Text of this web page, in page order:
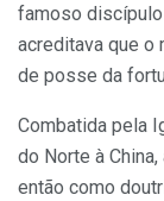
famoso
acreditava que o
de posse da
Combatida pela
do Norte à
então como